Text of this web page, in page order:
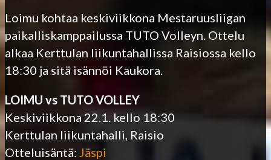
Loimu kohtaa keskiviikkona Mestaruusliigan
paikalliskamppailussa TUTO Volleyn. Ottelu
alkaa Kerttulan liikuntahallissa Raisiossa kello
18:30 ja sitä isännöi Kaukora.
LOIMU vs TUTO VOLLEY
Keskiviikkona 22.1. kello 18:30
Kerttulan liikuntahalli, Raisio
Otteluisäntä: Jäspi